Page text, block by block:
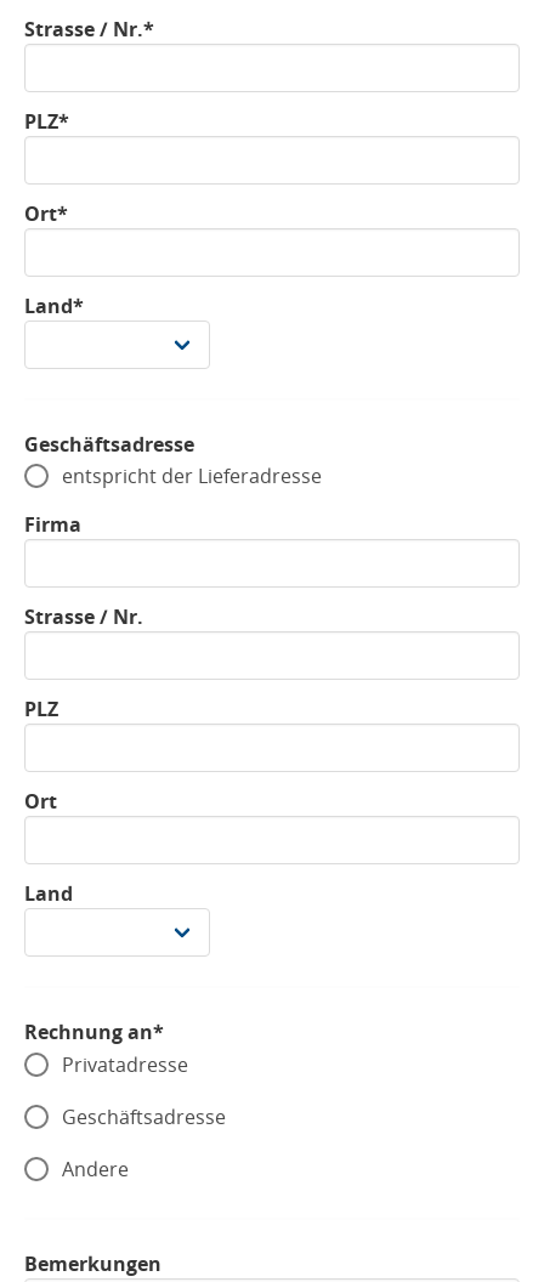
Strasse / Nr.*
PLZ*
Ort*
Land*
Geschäftsadresse
entspricht der Lieferadresse
Firma
Strasse / Nr.
PLZ
Ort
Land
Rechnung an*
Privatadresse
Geschäftsadresse
Andere
Bemerkungen